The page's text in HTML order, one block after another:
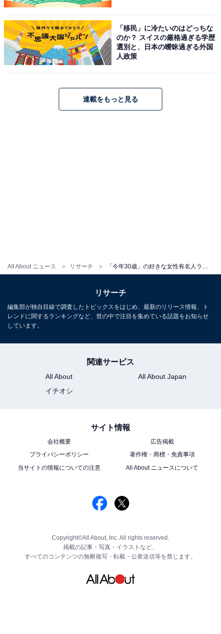
All About ニュース リサーチ 「今年30歳」の好きな女性有名人ランキング！ 2位は「広瀬アリス」、1位は？
「移民」に冷たいのはどっちな
のか？ スイスの厳格過ぎる学歴
選別と、日本の曖昧過ぎる外国
人政策
連載をもっと見る
リサーチ
編集部が独自目線で調査したトピックスをはじめ、最新のリリース情報、ト
レンドに関するランキングなど、世の中で注目を集めている話題をお知らせ
しています。
関連サービス
All About
All About Japan
イチオシ
サイト情報
会社概要
広告掲載
プライバシーポリシー
著作権・商標・免責事項
当サイトの情報についての注意
All About ニュースについて
Copyright©All About, Inc. All rights reserved.
掲載の記事・写真・イラストなど、
すべてのコンテンツの無断複写・転載・公衆送信等を禁じます。